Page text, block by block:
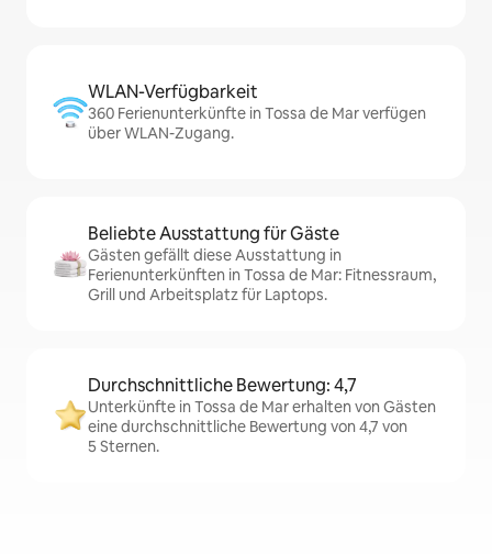
WLAN-Verfügbarkeit
360 Ferienunterkünfte in Tossa de Mar verfügen
über WLAN-Zugang.
Beliebte Ausstattung für Gäste
Gästen gefällt diese Ausstattung in
Ferienunterkünften in Tossa de Mar: Fitnessraum,
Grill und Arbeitsplatz für Laptops.
Durchschnittliche Bewertung: 4,7
Unterkünfte in Tossa de Mar erhalten von Gästen
eine durchschnittliche Bewertung von 4,7 von
5 Sternen.